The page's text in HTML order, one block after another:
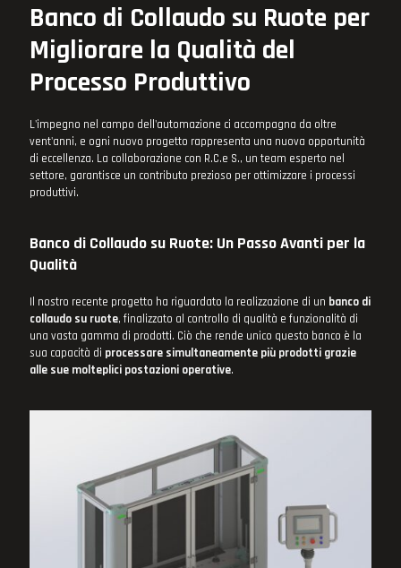
Banco di Collaudo su Ruote per
Migliorare la Qualità del
Processo Produttivo
L'impegno nel campo dell'automazione ci accompagna da oltre
vent'anni, e ogni nuovo progetto rappresenta una nuova opportunità
di eccellenza. La collaborazione con R.C.e S., un team esperto nel
settore, garantisce un contributo prezioso per ottimizzare i processi
produttivi.
Banco di Collaudo su Ruote: Un Passo Avanti per la
Qualità
Il nostro recente progetto ha riguardato la realizzazione di un banco di
collaudo su ruote, finalizzato al controllo di qualità e funzionalità di
una vasta gamma di prodotti. Ciò che rende unico questo banco è la
sua capacità di processare simultaneamente più prodotti grazie
alle sue molteplici postazioni operative.